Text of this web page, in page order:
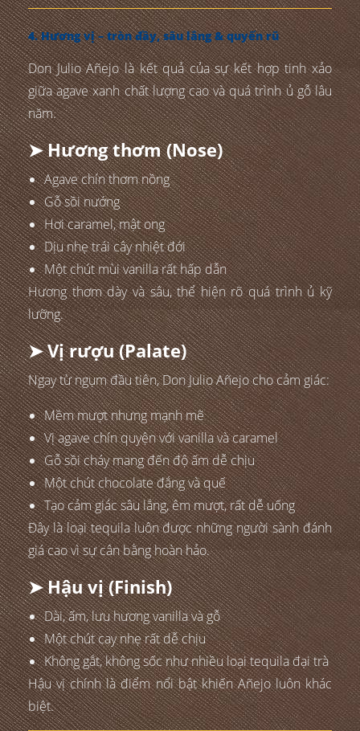
4. Hương vị – tròn đầy, sâu lắng & quyến rũ
Don Julio Añejo là kết quả của sự kết hợp tinh xảo
giữa agave xanh chất lượng cao và quá trình ủ gỗ lâu
năm.
➤ Hương thơm (Nose)
Agave chín thơm nồng
Gỗ sồi nướng
Hơi caramel, mật ong
Dịu nhẹ trái cây nhiệt đới
Một chút mùi vanilla rất hấp dẫn
Hương thơm dày và sâu, thể hiện rõ quá trình ủ kỹ
lưỡng.
➤ Vị rượu (Palate)
Ngay từ ngụm đầu tiên, Don Julio Añejo cho cảm giác:
Mềm mượt nhưng mạnh mẽ
Vị agave chín quyện với vanilla và caramel
Gỗ sồi cháy mang đến độ ấm dễ chịu
Một chút chocolate đắng và quế
Tạo cảm giác sâu lắng, êm mượt, rất dễ uống
Đây là loại tequila luôn được những người sành đánh
giá cao vì sự cân bằng hoàn hảo.
➤ Hậu vị (Finish)
Dài, ấm, lưu hương vanilla và gỗ
Một chút cay nhẹ rất dễ chịu
Không gắt, không sốc như nhiều loại tequila đại trà
Hậu vị chính là điểm nổi bật khiến Añejo luôn khác
biệt.